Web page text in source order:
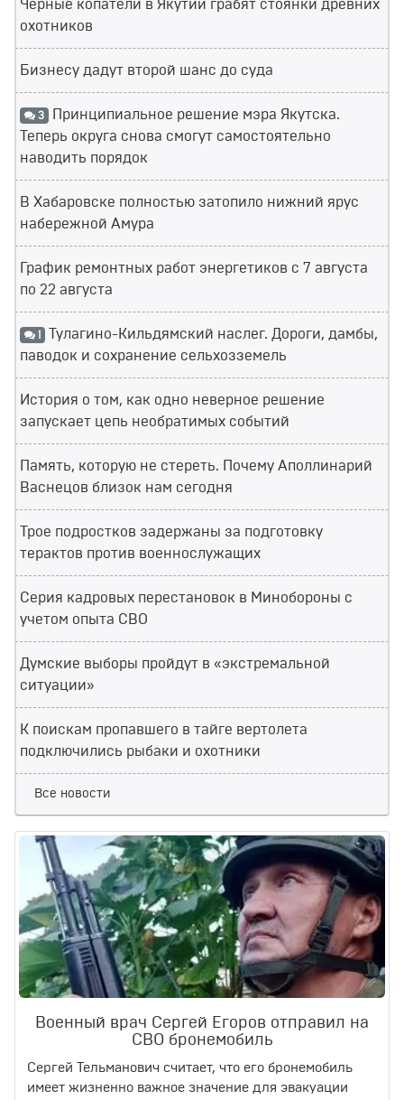
Черные копатели в Якутии грабят стоянки древних
охотников
Бизнесу дадут второй шанс до суда
3 Принципиальное решение мэра Якутска.
Теперь округа снова смогут самостоятельно
наводить порядок
В Хабаровске полностью затопило нижний ярус
набережной Амура
График ремонтных работ энергетиков с 7 августа
по 22 августа
1 Тулагино-Кильдямский наслег. Дороги, дамбы,
паводок и сохранение сельхозземель
История о том, как одно неверное решение
запускает цепь необратимых событий
Память, которую не стереть. Почему Аполлинарий
Васнецов близок нам сегодня
Трое подростков задержаны за подготовку
терактов против военнослужащих
Серия кадровых перестановок в Минобороны с
учетом опыта СВО
Думские выборы пройдут в «экстремальной
ситуации»
К поискам пропавшего в тайге вертолета
подключились рыбаки и охотники
Все новости
Военный врач Сергей Егоров отправил на
СВО бронемобиль
Сергей Тельманович считает, что его бронемобиль
имеет жизненно важное значение для эвакуации